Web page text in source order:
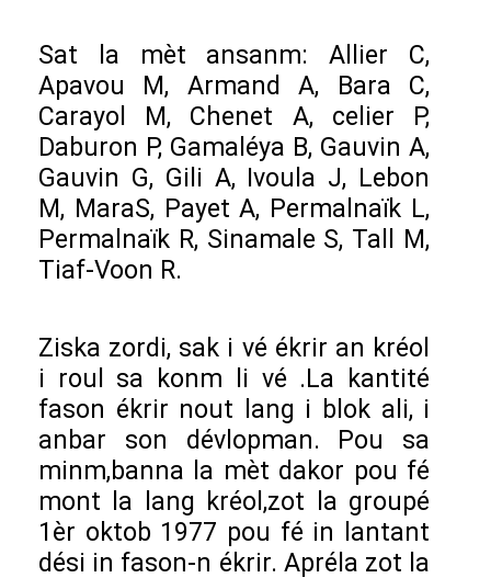
Sat la mèt ansanm: Allier C,
Apavou M, Armand A, Bara C,
Carayol M, Chenet A, celier P,
Daburon P, Gamaléya B, Gauvin A,
Gauvin G, Gili A, Ivoula J, Lebon
M, MaraS, Payet A, Permalnaïk L,
Permalnaïk R, Sinamale S, Tall M,
Tiaf-Voon R.
Ziska zordi, sak i vé ékrir an kréol
i roul sa konm li vé .La kantité
fason ékrir nout lang i blok ali, i
anbar son dévlopman. Pou sa
minm,banna la mèt dakor pou fé
mont la lang kréol,zot la groupé
1èr oktob 1977 pou fé in lantant
dési in fason-n ékrir. Apréla zot la